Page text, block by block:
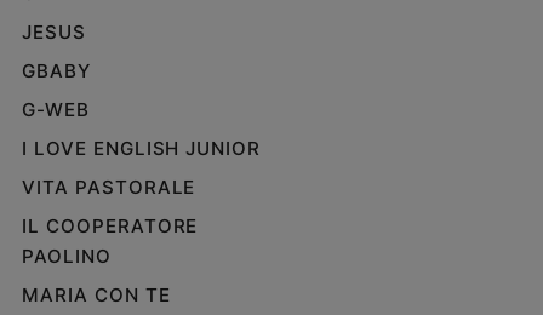
Adolescenza
Bioetica
Riflessioni
JESUS
GBABY
G-WEB
I LOVE ENGLISH JUNIOR
VITA PASTORALE
IL COOPERATORE
PAOLINO
MARIA CON TE